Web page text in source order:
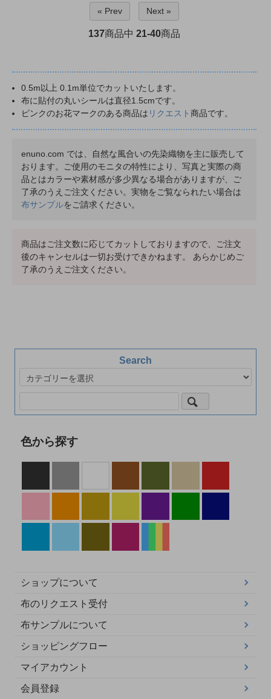
« Prev Next »
137商品中 21-40商品
0.5m以上 0.1m単位でカットいたします。
布に貼付の丸いシールは直径1.5cmです。
ピンクのお花マークのある商品は リクエスト商品です。
enuno.com では、自然な風合いの先染織物を主に販売して
おります。ご使用のモニタの特性により、写真と実際の商
品とはカラーや素材感が多少異なる場合がありますが、ご
了承のうえご注文ください。実物をご覧なられたい場合は
布サンプルをご請求ください。
商品はご注文数に応じてカットしておりますので、ご注文
後のキャンセルは一切お受けできかねます。 あらかじめご
了承のうえご注文ください。
Search
色から探す
ショップについて
布のリクエスト受付
布サンプルについて
ショッピングフロー
マイアカウント
会員登録